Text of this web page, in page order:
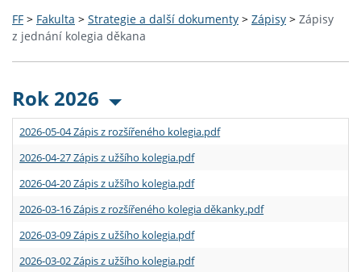
FF > Fakulta > Strategie a další dokumenty > Zápisy > Zápisy
z jednání kolegia děkana
Rok 2026
2026-05-04 Zápis z rozšířeného kolegia.pdf
2026-04-27 Zápis z užšího kolegia.pdf
2026-04-20 Zápis z užšího kolegia.pdf
2026-03-16 Zápis z rozšířeného kolegia děkanky.pdf
2026-03-09 Zápis z užšího kolegia.pdf
2026-03-02 Zápis z užšího kolegia.pdf